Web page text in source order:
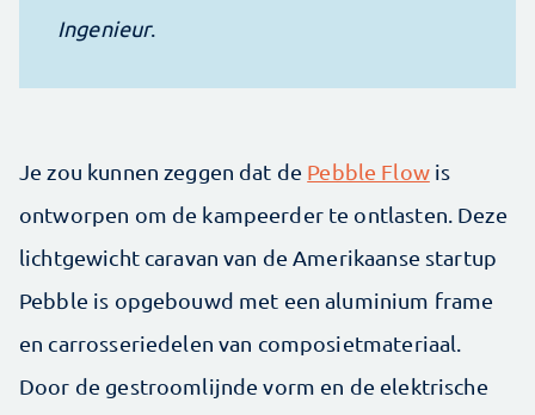
Ingenieur.
Je zou kunnen zeggen dat de Pebble Flowis
ontworpen om de kampeerder te ontlasten. Deze
lichtgewicht caravan van de Amerikaanse startup
Pebble is opgebouwd met een aluminium frame
en carrosseriedelen van composietmateriaal.
Door de gestroomlijnde vorm en de elektrische